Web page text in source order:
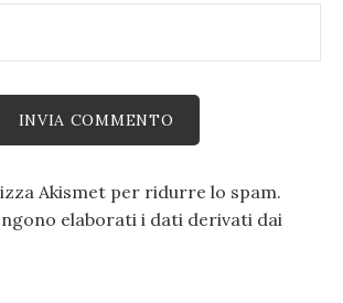
Akismet per ridurre lo spam.
elaborati i dati derivati dai